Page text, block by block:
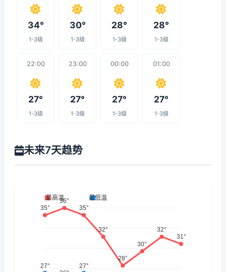
34°
1-3级
30°
1-3级
28°
1-3级
28°
1-3级
22:00
27°
1-3级
23:00
27°
1-3级
00:00
27°
1-3级
01:00
27°
1-3级
未来7天趋势